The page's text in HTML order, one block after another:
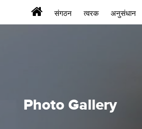
iuac
menu
संगठन त्वरक अनुसंधान
Photo Gallery